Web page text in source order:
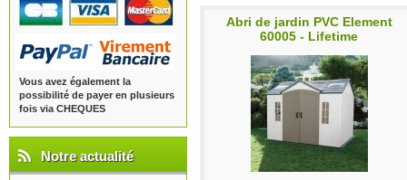
Vous avez également la
possibilité de payer en plusieurs
fois via CHEQUES
Notre actualité
Abri de jardin PVC Element
60005 - Lifetime